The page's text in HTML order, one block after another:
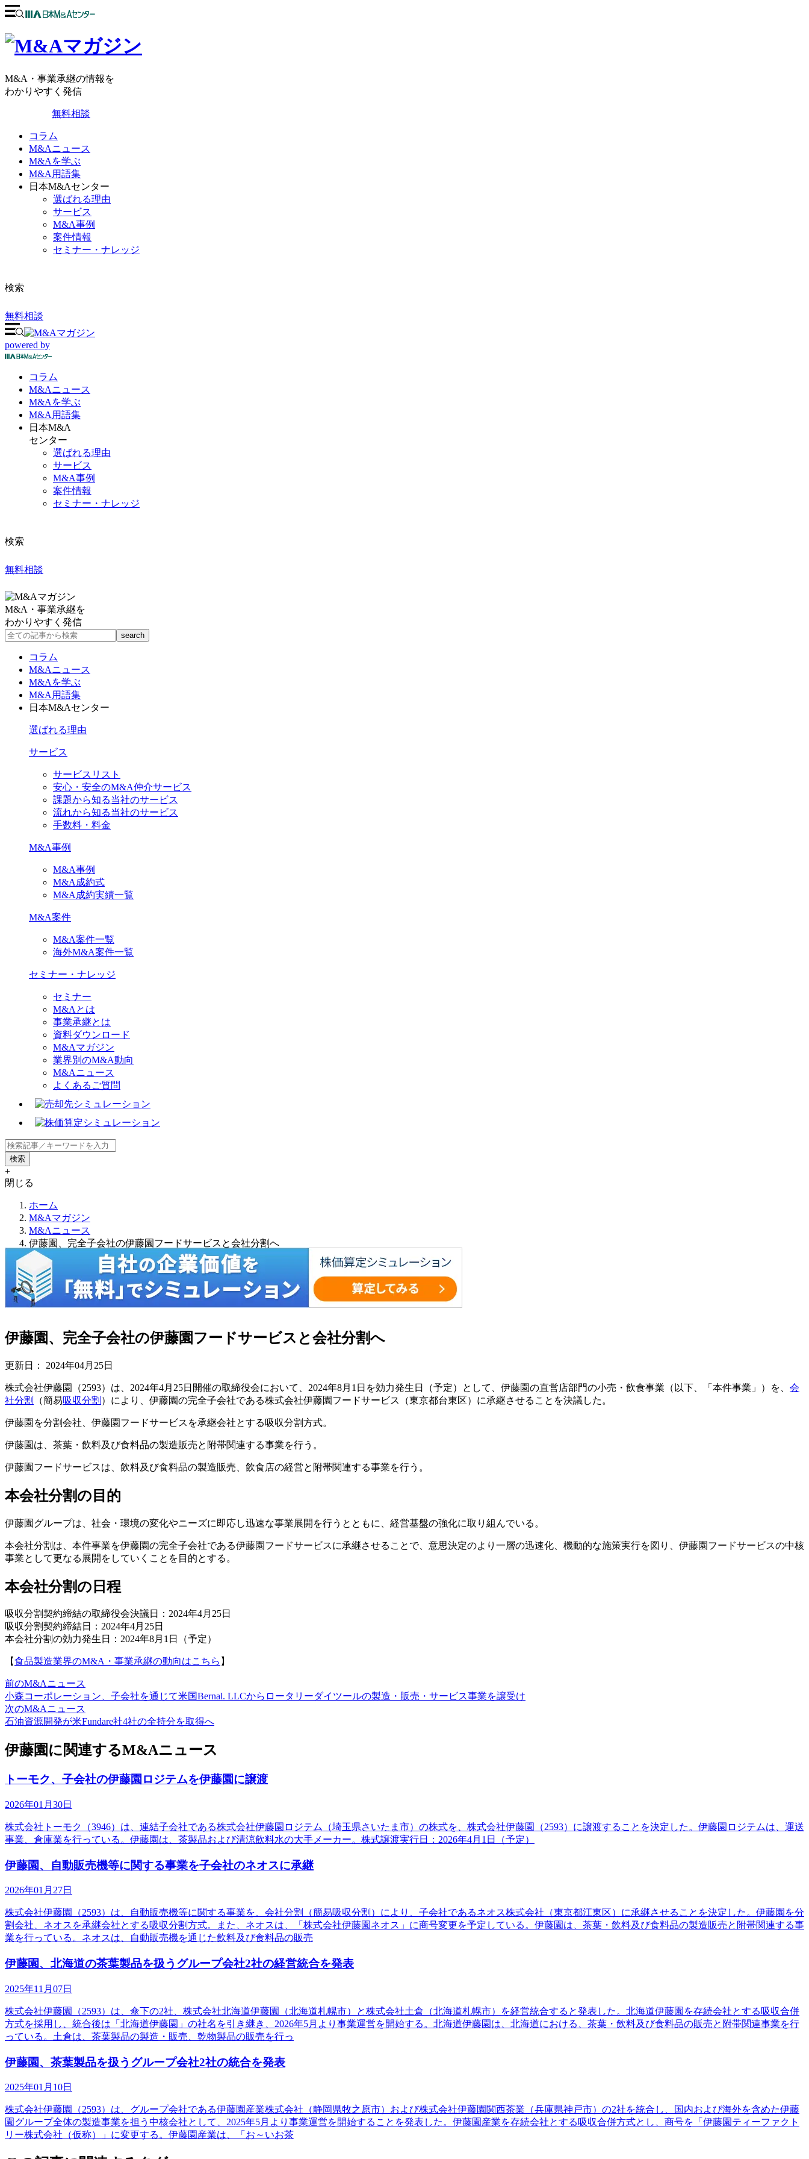
M&A・事業承継の情報を
わかりやすく発信
無料相談
コラム
M&Aニュース
M&Aを学ぶ
M&A用語集
日本M&Aセンター
選ばれる理由
サービス
M&A事例
案件情報
セミナー・ナレッジ
検索
無料相談
powered by
コラム
M&Aニュース
M&Aを学ぶ
M&A 用語集
日本M&A
センター
選ばれる理由
サービス
M&A事例
案件情報
セミナー・ナレッジ
検索
無料相談
M&A・事業承継を
わかりやすく発信
コラム
M&Aニュース
M&Aを学ぶ
M&A用語集
日本M&Aセンター
選ばれる理由
サービス
サービスリスト
安心・安全のM&A仲介サービス
課題から知る当社のサービス
流れから知る当社のサービス
手数料・料金
M&A事例
M&A事例
M&A成約式
M&A成約実績一覧
M&A案件
M&A案件一覧
海外M&A案件一覧
セミナー・ナレッジ
セミナー
M&Aとは
事業承継とは
資料ダウンロード
M&Aマガジン
業界別のM&A動向
M&Aニュース
よくあるご質問
+
閉じる
ホーム
M&Aマガジン
M&Aニュース
伊藤園、完全子会社の伊藤園フードサービスと会社分割へ
伊藤園、完全子会社の伊藤園フードサービスと会社分割へ
更新日： 2024年04月25日
株式会社伊藤園（2593）は、2024年4月25日開催の取締役会において、2024年8月1日を効力発生日（予定）として、伊藤園の直営店部門の小売・飲食事業（以下、「本件事業」）を、 会
社分割
（簡易吸収分割 ）により、伊藤園の完全子会社である株式会社伊藤園フードサービス（東京都台東区）に承継させることを決議した。
伊藤園を分割会社、伊藤園フードサービスを承継会社とする吸収分割方式。
伊藤園は、茶葉・飲料及び食料品の製造販売と附帯関連する事業を行う。
伊藤園フードサービスは、飲料及び食料品の製造販売、飲食店の経営と附帯関連する事業を行う。
本会社分割の目的
伊藤園グループは、社会・環境の変化やニーズに即応し迅速な事業展開を行うとともに、経営基盤の強化に取り組んでいる。
本会社分割は、本件事業を伊藤園の完全子会社である伊藤園フードサービスに承継させることで、意思決定のより一層の迅速化、機動的な施策実行を図り、伊藤園フードサービスの中核
事業として更なる展開をしていくことを目的とする。
本会社分割の日程
吸収分割契約締結の取締役会決議日：2024年4月25日
吸収分割契約締結日：2024年4月25日
本会社分割の効力発生日：2024年8月1日（予定）
【食品製造業界のM&A・事業承継の動向はこちら 】
前のM&Aニュース
小森コーポレーション、子会社を通じて米国Bernal. LLCからロータリーダイツールの製造・販売・サービス事業を譲受け
次のM&Aニュース
石油資源開発が米Fundare社4社の全持分を取得へ
伊藤園に関連するM&Aニュース
トーモク、子会社の伊藤園ロジテムを伊藤園に譲渡
2026年01月30日
株式会社トーモク（3946）は、連結子会社である株式会社伊藤園ロジテム（埼玉県さいたま市）の株式を、株式会社伊藤園（2593）に譲渡することを決定した。伊藤園ロジテムは、運送
事業、倉庫業を行っている。伊藤園は、茶製品および清涼飲料水の大手メーカー。株式譲渡実行日：2026年4月1日（予定）
伊藤園、自動販売機等に関する事業を子会社のネオスに承継
2026年01月27日
株式会社伊藤園（2593）は、自動販売機等に関する事業を、会社分割（簡易吸収分割）により、子会社であるネオス株式会社（東京都江東区）に承継させることを決定した。伊藤園を分
割会社、ネオスを承継会社とする吸収分割方式。また、ネオスは、「株式会社伊藤園ネオス」に商号変更を予定している。伊藤園は、茶葉・飲料及び食料品の製造販売と附帯関連する事
業を行っている。ネオスは、自動販売機を通じた飲料及び食料品の販売
伊藤園、北海道の茶葉製品を扱うグループ会社2社の経営統合を発表
2025年11月07日
株式会社伊藤園（2593）は、傘下の2社、株式会社北海道伊藤園（北海道札幌市）と株式会社土倉（北海道札幌市）を経営統合すると発表した。北海道伊藤園を存続会社とする吸収合併
方式を採用し、統合後は「北海道伊藤園」の社名を引き継き、2026年5月より事業運営を開始する。北海道伊藤園は、北海道における、茶葉・飲料及び食料品の販売と附帯関連事業を行
っている。土倉は、茶葉製品の製造・販売、乾物製品の販売を行っ
伊藤園、茶葉製品を扱うグループ会社2社の統合を発表
2025年01月10日
株式会社伊藤園（2593）は、グループ会社である伊藤園産業株式会社（静岡県牧之原市）および株式会社伊藤園関西茶業（兵庫県神戸市）の2社を統合し、国内および海外を含めた伊藤
園グループ全体の製造事業を担う中核会社として、2025年5月より事業運営を開始することを発表した。伊藤園産業を存続会社とする吸収合併方式とし、商号を「伊藤園ティーファクト
リー株式会社（仮称）」に変更する。伊藤園産業は、「お～いお茶